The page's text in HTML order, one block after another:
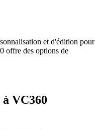
et d'édition pour
offre des options de
à VC360